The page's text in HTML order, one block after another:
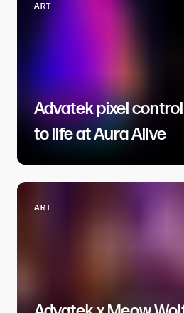
ART​​​​‌ ‍ ​‍​‍‌‍ ‌ ​‍‌‍‍‌‌‍‌ ‌‍‍‌‌‍ ‍​‍​‍​ ‍‍​‍​‍‌ ​ ‌‍​‌‌‍ ‍‌‍‍‌‌ ‌​‌ ‍‌​‍ ‍‌‍‍‌‌‍ ​‍​‍​‍ ​​‍​‍‌‍‍​‌ ​‍‌‍‌‌‌‍‌‍​‍​‍​ ‍‍​‍​‍​‍ ‌ ​ ‌ ‌​‌ ‌‌‌‍‌​‌‍‍‌‌‍ ​‍ ‌‍‍‌‌‍ ‍‌ ‌​‌‍‌‌‌‍ ‍‌ ‌​​‍ ‌‍‌‌‌‍‌​‌‍‍‌‌ ‌​​‍ ‌‍ ‌‌‍ ‌‍‌​‌‍‌‌​ ‌‌ ​​‌ ​‍‌‍‌‌‌ ​ ‌‍‌‌‌‍ ‍‌ ‌​‌‍​‌‌ ‌​‌‍‍‌‌‍ ‌‍ ‍​ ‍ ‌‍‍‌‌‍‌​​ ‌​ ‌‍​ ‌ ​ ‍‌​ ​​​ ‌‌​ ​ ​ ‌​‌‍‌​​‍ ‌‌‍​‍​ ‌‍​ ‌‍‌‍‌​​‍ ‌​ ‌​​ ‍‌​ ​​​ ‌‌​‍ ‌​ ‍​​ ‌ ​ ​​​ ‌‍​‍ ‌‌‍‌‍​ ‍​​ ‌‍‌‍‌‌‌‍‌‌​ ​‌​ ‍‌​ ​ ​ ‌‌‌‍‌​​ ‌​​ ‌ ​ ‍ ‌ ‌​‌ ‍‌‌ ​​‌‍‌‌​ ‌‌‍‍‌‌‍ ‍‌‍‌​‌ ‌‌‌ ​ ‌ ‌​‌ ​‍‌ ‍‌​ ‍ ‌ ​​‌‍​‌‌ ‌​‌‍‍​​ ‌‌ ‌​‌‍‍‌‌ ‌​‌‍ ​‌‍‌‌​ ‌‍​‍‌‍​‌‌ ​ ‌‍‌‌‌‌‌‌‌ ​‍‌‍ ​​ ‌​‍‌‌​ ​‍‌​‌‍‌ ​ ‌ ‌​‌ ‌‌‌‍‌​‌‍‍‌‌‍ ​‍‌‍‌‍‍‌‌‍‌​​ ‌​ ‌‍​ ‌ ​ ‍‌​ ​​​ ‌‌​ ​ ​ ‌​‌‍‌​​‍ ‌‌‍​‍​ ‌‍​ ‌‍‌‍‌​​‍ ‌​ ‌​​ ‍‌​ ​​​ ‌‌​‍ ‌​ ‍​​ ‌ ​ ​​​ ‌‍​‍ ‌‌‍‌‍​ ‍​​ ‌‍‌‍‌‌‌‍‌‌​ ​‌​ ‍‌​ ​ ​ ‌‌‌‍‌​​ ‌​​ ‌ ​‍‌‍‌ ‌​‌ ‍‌‌ ​​‌‍‌‌​ ‌‌‍‍‌‌‍ ‍‌‍‌​‌ ‌‌‌ ​ ‌ ‌​‌ ​‍‌ ‍‌​‍‌‍‌ ​​‌‍​‌‌ ‌​‌‍‍​​ ‌‌ ‌​‌‍‍‌‌ ‌​‌‍ ​‌‍‌‌​‍‌‍‌ ​​‌‍‌‌‌ ​‍‌ ​ ‌ ​​‌‍‌‌‌‍​ ‌ ‌​‌‍‍‌‌ ‌‍‌‍‌‌​ ‌‌ ​​‌ ‌‌‌‍​‍‌‍ ​‌‍‍‌‌ ​ ‌‍‍​‌‍‌‌‌‍‌​​‍​‍‌ ‌
Advatek pixel
to life at Aura Alive​​​​‌ ‍ ​‍​‍‌‍ ‌ ​‍‌‍‍‌‌‍‌ ‌‍‍‌‌‍ ‍​‍​‍​ ‍‍​‍​‍‌ ​ ‌‍​‌‌‍ ‍‌‍‍‌‌ ‌​‌ ‍‌​‍ ‍‌‍‍‌‌‍ ​‍​‍​‍ ​​‍​‍‌‍‍​‌ ​‍‌‍‌‌‌‍‌‍​‍​‍​ ‍‍​‍​‍​‍ ‌ ​ ‌ ‌​‌ ‌‌‌‍‌​‌‍‍‌‌‍ ​‍ ‌‍‍‌‌‍ ‍‌ ‌​‌‍‌‌‌‍ ‍‌ ‌​​‍ ‌‍‌‌‌‍‌​‌‍‍‌‌ ‌​​‍ ‌‍ ‌‌‍ ‌‍‌​‌‍‌‌​ ‌‌ ​​‌ ​‍‌‍‌‌‌ ​ ‌‍‌‌‌‍ ‍‌ ‌​‌‍​‌‌ ‌​‌‍‍‌‌‍ ‌‍ ‍​ ‍ ‌‍‍‌‌‍‌​​ ‌​ ‍​‌‍‌​​ ‌ ​ ​​‌‍​‍​ ​‍​ ‍‌‌‍​ ​‍ ‌​ ‍‌‌‍‌​‌‍​‌​ ‍‌​‍ ‌​ ‌​​ ‍​‌‍​ ​ ​ ​‍ ‌​ ‍​​ ‌ ​ ‍​​ ​​​‍ ‌‌‍‌‍​ ​‌​ ‌​​ ‌‌‌‍​‍‌‍‌​​ ‍​‌‍‌​​ ‌‍‌‍‌‌‌‍‌‌​ ‌‍​ ‍ ‌ ‌​‌ ‍‌‌ ​​‌‍‌‌​ ‌‌‍​ ‌‍​‌‌ ​ ‌‍‌‌‌‌​ ‌ ‌​‌ ‌‌‌‍‌​‌ ‍‌​ ‍ ‌ ​​‌‍​‌‌ ‌​‌‍‍​​ ‌‌ ‌​‌‍‍‌‌ ‌​‌‍ ​‌‍‌‌​ ‌‍​‍‌‍​‌‌ ​ ‌‍‌‌‌‌‌‌‌ ​‍‌‍ ​​ ‌​‍‌‌​ ​‍‌​‌‍‌ ​ ‌ ‌​‌ ‌‌‌‍‌​‌‍‍‌‌‍ ​‍‌‍‌‍‍‌‌‍‌​​ ‌​ ‍​‌‍‌​​ ‌ ​ ​​‌‍​‍​ ​‍​ ‍‌‌‍​ ​‍ ‌​ ‍‌‌‍‌​‌‍​‌​ ‍‌​‍ ‌​ ‌​​ ‍​‌‍​ ​ ​ ​‍ ‌​ ‍​​ ‌ ​ ‍​​ ​​​‍ ‌‌‍‌‍​ ​‌​ ‌​​ ‌‌‌‍​‍‌‍‌​​ ‍​‌‍‌​​ ‌‍‌‍‌‌‌‍‌‌​ ‌‍​‍‌‍‌ ‌​‌ ‍‌‌ ​​‌‍‌‌​ ‌‌‍​ ‌‍​‌‌ ​ ‌‍‌‌‌‌​ ‌ ‌​‌ ‌‌‌‍‌​‌ ‍‌​‍‌‍‌ ​​‌‍​‌‌ ‌​‌‍‍​​ ‌‌ ‌​‌‍‍‌‌ ‌​‌‍ ​‌‍‌‌​‍‌‍‌ ​​‌‍‌‌‌ ​‍‌ ​ ‌ ​​‌‍‌‌‌‍​ ‌ ‌​‌‍‍‌‌ ‌‍‌‍‌‌​ ‌‌ ​​‌ ‌‌‌‍​‍‌‍ ​‌‍‍‌‌ ​ ‌‍‍​‌‍‌‌‌‍‌​​‍​‍‌ ‌
ART​​​​‌ ‍ ​‍​‍‌‍ ‌ ​‍‌‍‍‌‌‍‌ ‌‍‍‌‌‍ ‍​‍​‍​ ‍‍​‍​‍‌ ​ ‌‍​‌‌‍ ‍‌‍‍‌‌ ‌​‌ ‍‌​‍ ‍‌‍‍‌‌‍ ​‍​‍​‍ ​​‍​‍‌‍‍​‌ ​‍‌‍‌‌‌‍‌‍​‍​‍​ ‍‍​‍​‍​‍ ‌ ​ ‌ ‌​‌ ‌‌‌‍‌​‌‍‍‌‌‍ ​‍ ‌‍‍‌‌‍ ‍‌ ‌​‌‍‌‌‌‍ ‍‌ ‌​​‍ ‌‍‌‌‌‍‌​‌‍‍‌‌ ‌​​‍ ‌‍ ‌‌‍ ‌‍‌​‌‍‌‌​ ‌‌ ​​‌ ​‍‌‍‌‌‌ ​ ‌‍‌‌‌‍ ‍‌ ‌​‌‍​‌‌ ‌​‌‍‍‌‌‍ ‌‍ ‍​ ‍ ‌‍‍‌‌‍‌​​ ‌​ ‌‍​ ‌ ​ ‍‌​ ​​​ ‌‌​ ​ ​ ‌​‌‍‌​​‍ ‌‌‍​‍​ ‌‍​ ‌‍‌‍‌​​‍ ‌​ ‌​​ ‍‌​ ​​​ ‌‌​‍ ‌​ ‍​​ ‌ ​ ​​​ ‌‍​‍ ‌‌‍‌‍​ ‍​​ ‌‍‌‍‌‌‌‍‌‌​ ​‌​ ‍‌​ ​ ​ ‌‌‌‍‌​​ ‌​​ ‌ ​ ‍ ‌ ‌​‌ ‍‌‌ ​​‌‍‌‌​ ‌‌‍‍‌‌‍ ‍‌‍‌​‌ ‌‌‌ ​ ‌ ‌​‌ ​‍‌ ‍‌​ ‍ ‌ ​​‌‍​‌‌ ‌​‌‍‍​​ ‌‌ ‌​‌‍‍‌‌ ‌​‌‍ ​‌‍‌‌​ ‌‍​‍‌‍​‌‌ ​ ‌‍‌‌‌‌‌‌‌ ​‍‌‍ ​​ ‌​‍‌‌​ ​‍‌​‌‍‌ ​ ‌ ‌​‌ ‌‌‌‍‌​‌‍‍‌‌‍ ​‍‌‍‌‍‍‌‌‍‌​​ ‌​ ‌‍​ ‌ ​ ‍‌​ ​​​ ‌‌​ ​ ​ ‌​‌‍‌​​‍ ‌‌‍​‍​ ‌‍​ ‌‍‌‍‌​​‍ ‌​ ‌​​ ‍‌​ ​​​ ‌‌​‍ ‌​ ‍​​ ‌ ​ ​​​ ‌‍​‍ ‌‌‍‌‍​ ‍​​ ‌‍‌‍‌‌‌‍‌‌​ ​‌​ ‍‌​ ​ ​ ‌‌‌‍‌​​ ‌​​ ‌ ​‍‌‍‌ ‌​‌ ‍‌‌ ​​‌‍‌‌​ ‌‌‍‍‌‌‍ ‍‌‍‌​‌ ‌‌‌ ​ ‌ ‌​‌ ​‍‌ ‍‌​‍‌‍‌ ​​‌‍​‌‌ ‌​‌‍‍​​ ‌‌ ‌​‌‍‍‌‌ ‌​‌‍ ​‌‍‌‌​‍‌‍‌ ​​‌‍‌‌‌ ​‍‌ ​ ‌ ​​‌‍‌‌‌‍​ ‌ ‌​‌‍‍‌‌ ‌‍‌‍‌‌​ ‌‌ ​​‌ ‌‌‌‍​‍‌‍ ​‌‍‍‌‌ ​ ‌‍‍​‌‍‌‌‌‍‌​​‍​‍‌ ‌